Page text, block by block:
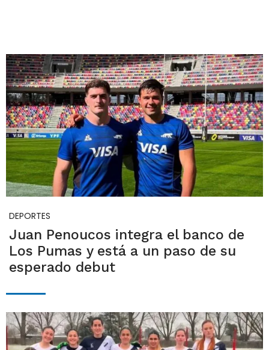
DEPORTES
Juan Penoucos integra el banco de
Los Pumas y está a un paso de su
esperado debut